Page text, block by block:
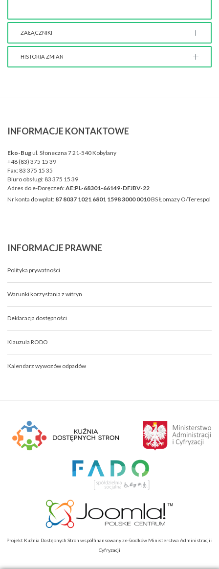
ZAŁĄCZNIKI
Brak załączników.
HISTORIA ZMIAN
utworzony.
2025 10:30
o.o.
INFORMACJE KONTAKTOWE
Eko-Bugul. Słoneczna 7 21-540 Kobylany
+48 (83) 375 15 39
Fax: 83 375 15 35
Biuro obsługi: 83 375 15 39
Adres do e-Doręczeń:AE:PL-68301-66149-DFJBV-22
Nr konta do wpłat: 87 8037 1021 6801 1598 3000 0010BS Łomazy O/Terespol
INFORMACJE PRAWNE
Polityka prywatności
Warunki korzystania z witryn
Deklaracja dostępności
Klauzula RODO
Kalendarz wywozów odpadów
Projekt Kuźnia Dostępnych Stron współfinansowany ze środków Ministerstwa Administracji i
Cyfryzacji